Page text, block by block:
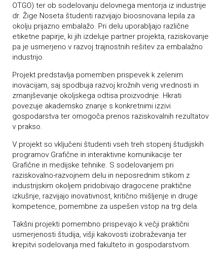
OTGO) ter ob sodelovanju delovnega mentorja iz industrije
dr. Žige Noseta študenti razvijajo bioosnovana lepila za
okolju prijazno embalažo. Pri delu uporabljajo različne
etiketne papirje, ki jih izdeluje partner projekta, raziskovanje
pa je usmerjeno v razvoj trajnostnih rešitev za embalažno
industrijo.
Projekt predstavlja pomemben prispevek k zelenim
inovacijam, saj spodbuja razvoj krožnih verig vrednosti in
zmanjševanje okoljskega odtisa proizvodnje. Hkrati
povezuje akademsko znanje s konkretnimi izzivi
gospodarstva ter omogoča prenos raziskovalnih rezultatov
v prakso.
V projekt so vključeni študenti vseh treh stopenj študijskih
programov Grafične in interaktivne komunikacije ter
Grafične in medijske tehnike. S sodelovanjem pri
raziskovalno-razvojnem delu in neposrednim stikom z
industrijskim okoljem pridobivajo dragocene praktične
izkušnje, razvijajo inovativnost, kritično mišljenje in druge
kompetence, pomembne za uspešen vstop na trg dela.
Takšni projekti pomembno prispevajo k večji praktični
usmerjenosti študija, višji kakovosti izobraževanja ter
krepitvi sodelovanja med fakulteto in gospodarstvom.